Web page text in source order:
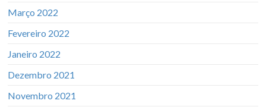
Março 2022
Fevereiro 2022
Janeiro 2022
Dezembro 2021
Novembro 2021